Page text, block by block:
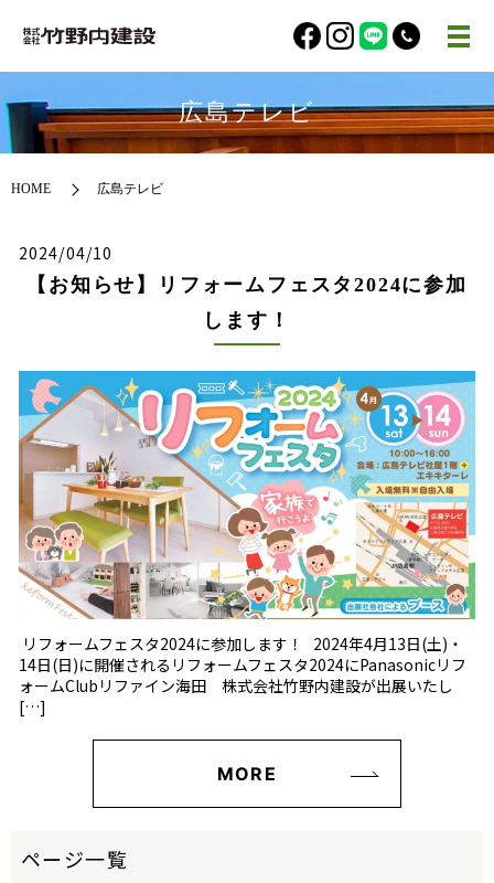
広島テレビ
HOME 広島テレビ
2024/04/10
【お知らせ】リフォームフェスタ2024に参加
します！
リフォームフェスタ2024に参加します！ 2024年4月13日(土)・
14日(日)に開催されるリフォームフェスタ2024にPanasonicリフ
ォームClubリファイン海田 株式会社竹野内建設が出展いたし
[…]
MORE